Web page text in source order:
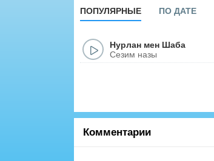
ПОПУЛЯРНЫЕ ПО ДАТЕ
Нурлан мен Шаба
Сезим назы
Комментарии